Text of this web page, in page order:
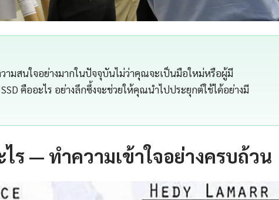
ามสนใจอย่างมากในปัจจุบันไม่ว่าคุณจะเป็นมือใหม่หรือผู้มี
คืออะไร อย่างลึกซึ้งจะช่วยให้คุณนำไปประยุกต์ใช้ได้อย่างมี
ไร — ทำความเข้าใจอย่างครบถ้วน